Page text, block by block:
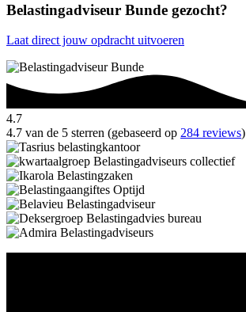
Belastingadviseur Bunde gezocht?
Laat direct jouw opdracht uitvoeren
4.7
4.7 van de 5 sterren (gebaseerd op 284 reviews)